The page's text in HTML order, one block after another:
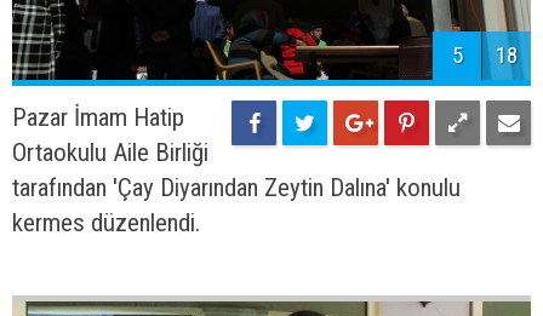
5 18
Pazar İmam Hatip
Ortaokulu Aile Birliği
tarafından 'Çay Diyarından Zeytin Dalına' konulu
kermes düzenlendi.